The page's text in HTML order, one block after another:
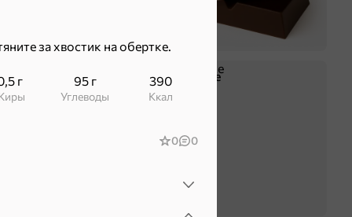
за хвостик на обертке.
г
Жиры
95 г
Углеводы
390
ккал
0 0
Крекер Драже